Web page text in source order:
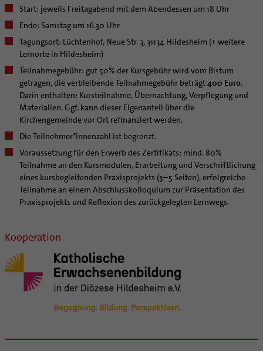
Start: jeweils Freitagabend mit dem Abendessen um 18 Uhr
Ende: Samstag um 16.30 Uhr
Tagungsort: Lüchtenhof, Neue Str. 3, 31134 Hildesheim (+ weitere
Lernorte in Hildesheim)
Teilnahmegebühr: gut 50% der Kursgebühr wird vom Bistum
getragen, die verbleibende Teilnahmegebühr beträgt400 Euro.
Darin enthalten: Kursteilnahme, Übernachtung, Verpflegung und
Materialien. Ggf. kann dieser Eigenanteil über die
Kirchengemeinde vor Ort refinanziert werden.
Die Teilnehmer*innenzahl ist begrenzt.
Voraussetzung für den Erwerb des Zertifikats: mind. 80%
Teilnahme an den Kursmodulen, Erarbeitung und Verschriftlichung
eines kursbegleitenden Praxisprojekts (3–5 Seiten), erfolgreiche
Teilnahme an einem Abschlusskolloquium zur Präsentation des
Praxisprojekts und Reflexion des zurückgelegten Lernwegs.
Kooperation